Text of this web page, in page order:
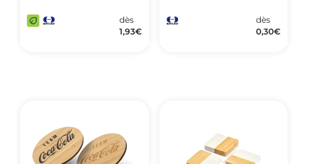
dès
1,93€
dès
0,30€